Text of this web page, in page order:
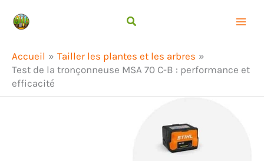
Accueil
Tailler les plantes et les arbres
Test de la tronçonneuse MSA 70 C-B : performance et
efficacité